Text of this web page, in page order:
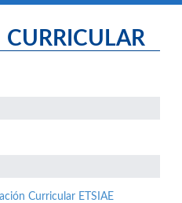
CURRICULAR
Curricular ETSIAE